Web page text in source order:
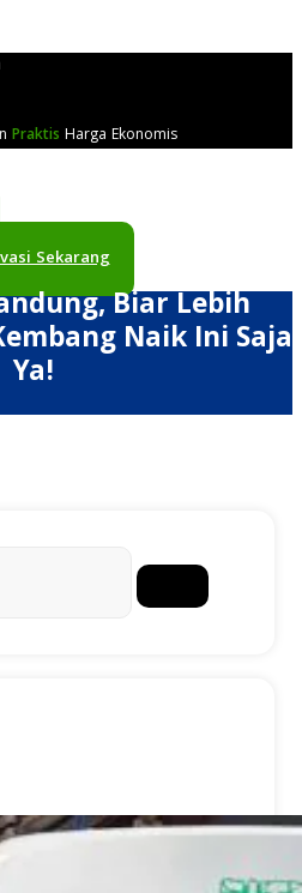
Praktis Harga Ekonomis
Sekarang
Biar Lebih
Naik Ini Saja
Ya!